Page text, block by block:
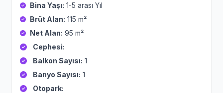
Bina Yaşı: 1-5 arası Yıl
Brüt Alan: 115 m²
Net Alan: 95 m²
Cephesi:
Balkon Sayısı: 1
Banyo Sayısı: 1
Otopark: